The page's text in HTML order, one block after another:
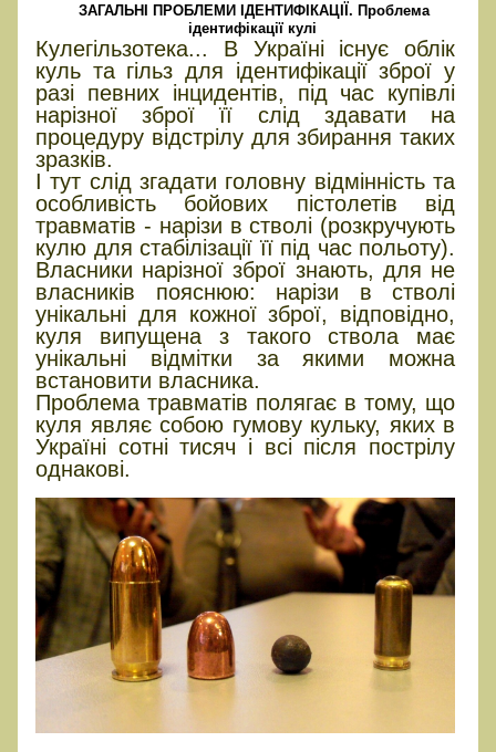
ЗАГАЛЬНІ ПРОБЛЕМИ ІДЕНТИФІКАЦІЇ. Проблема
ідентифікації кулі
Кулегільзотека... В Україні існує облік
куль та гільз для ідентифікації зброї у
разі певних інцидентів, під час купівлі
нарізної зброї її слід здавати на
процедуру відстрілу для збирання таких
зразків.
І тут слід згадати головну відмінність та
особливість бойових пістолетів від
травматів - нарізи в стволі (розкручують
кулю для стабілізації її під час польоту).
Власники нарізної зброї знають, для не
власників пояснюю: нарізи в стволі
унікальні для кожної зброї, відповідно,
куля випущена з такого ствола має
унікальні відмітки за якими можна
встановити власника.
Проблема травматів полягає в тому, що
куля являє собою гумову кульку, яких в
Україні сотні тисяч і всі після пострілу
однакові.